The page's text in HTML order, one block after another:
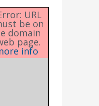
URL
be on
domain
page.
info